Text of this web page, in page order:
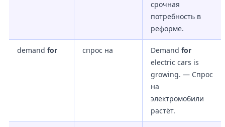
срочная
потребность в
реформе.
demand for спрос на Demand for
electric cars is
growing. — Спрос
на
электромобили
растёт.